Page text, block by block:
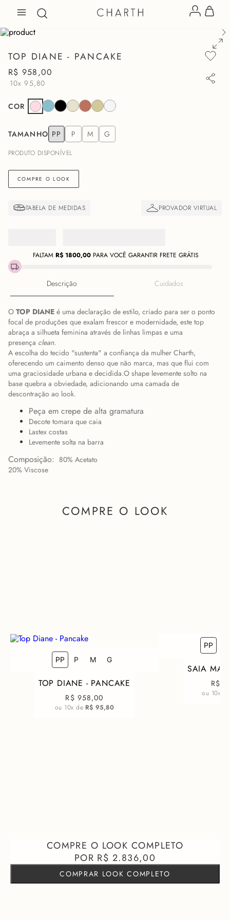
TOP DIANE - PANCAKE
R$ 958,00
10x95,80
COR
TAMANHO PP P M G
PRODUTO DISPONÍVEL
COMPRE O LOOK
FALTAMR$ 1800,00 PARA VOCÊ GARANTIR FRETE GRÁTIS
Descrição Cuidados
O TOP DIANE é uma declaração de estilo, criado para ser o ponto
focal de produções que exalam frescor e modernidade, este top
abraça a silhueta feminina através de linhas limpas e uma
presença clean.
A escolha do tecido "sustenta" a confiança da mulher Charth,
oferecendo um caimento denso que não marca, mas que flui com
uma graciosidade urbana e decidida.O shape levemente solto na
base quebra a obviedade, adicionando uma camada de
descontração ao look.
Peça em crepe de alta gramatura
Decote tomara que caia
Lastex costas
Levemente solta na barra
Composição: 80% Acetato
20% Viscose
COMPRE O LOOK
COMO FICA EM MIM?
PP P M G
TOP DIANE - PANCAKE
R$ 958,00
ou 10x de R$ 95,80
PP
SAIA
R$
ou 10x
R$ 2.836,00
COMPRAR LOOK COMPLETO